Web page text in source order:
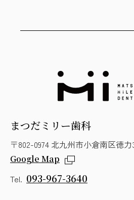
まつだミリー歯科
〒802-0974 北九州市小倉南区徳力
Google Map
Tel. 093-967-3640